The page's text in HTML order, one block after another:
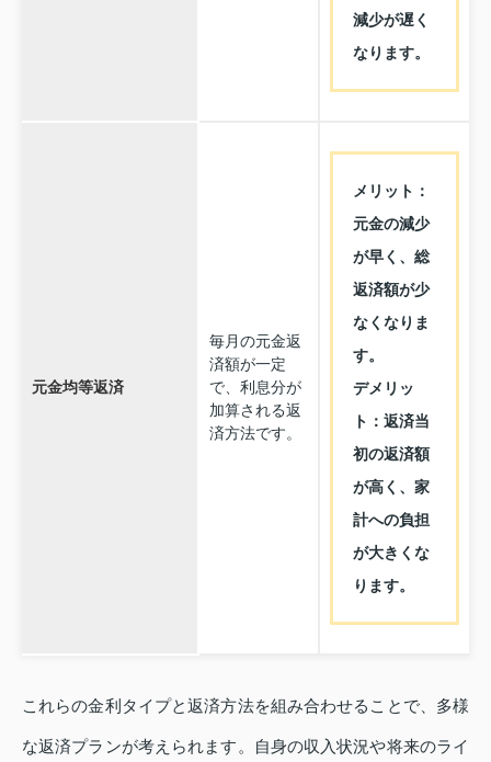
減少が遅く
なります。
元金均等返済
毎月の元金返
済額が一定
で、利息分が
加算される返
済方法です。
メリット：
元金の減少
が早く、総
返済額が少
なくなりま
す。
デメリッ
ト：返済当
初の返済額
が高く、家
計への負担
が大きくな
ります。
これらの金利タイプと返済方法を組み合わせることで、多様
な返済プランが考えられます。自身の収入状況や将来のライ